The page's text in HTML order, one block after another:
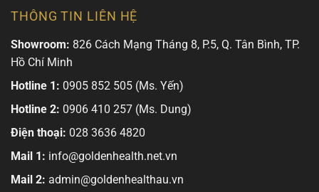
THÔNG TIN LIÊN HỆ
Showroom: 826 Cách Mạng Tháng 8, P.5, Q. Tân Bình, TP.
Hồ Chí Minh
Hotline 1: 0905 852 505 (Ms. Yến)
Hotline 2: 0906 410 257 (Ms. Dung)
Điện thoại: 028 3636 4820
Mail 1: info@goldenhealth.net.vn
Mail 2: admin@goldenhealthau.vn